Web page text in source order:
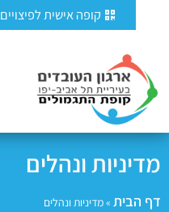
לתוכן
קופה אישית לפיצויים
מדיניות ונהלים
דף הבית »מדיניות ונהלים